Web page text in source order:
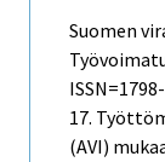
Suomen
17.
(AVI)